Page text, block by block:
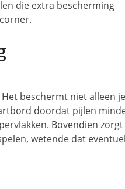
die extra bescherming
beschermt niet alleen je
doordat pijlen
Bovendien zorgt
wetende dat